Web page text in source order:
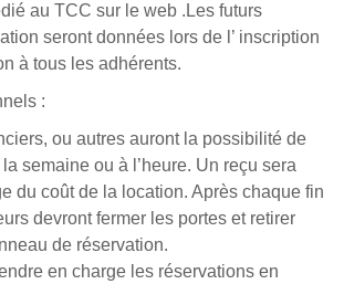
au TCC sur le web .Les futurs
seront données lors de l’ inscription
à tous les adhérents.
:
ou autres auront la possibilité de
semaine ou à l’heure. Un reçu sera
du coût de la location. Après chaque fin
devront fermer les portes et retirer
de réservation.
en charge les réservations en